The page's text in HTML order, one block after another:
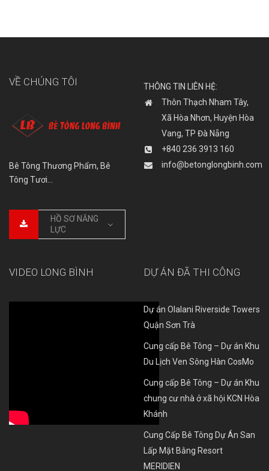
VỀ CHÚNG TÔI
Bê Tông Thương Phẩm, Bê
Tông Tươi…
HỒ SƠ NĂNG
LỰC
THÔNG TIN LIÊN HỆ:
Thôn Thạch Nham Tây,
Xã Hòa Nhơn, Huyện Hòa
Vang, TP Đà Nẵng
+840 236 3913 160
info@betonglongbinh.com
VIDEO LONG BÌNH DỰ ÁN ĐÃ THI CÔNG
Dự án Olalani Riverside Towers
Quận Sơn Trà
Cung cấp Bê Tông – Dự án Khu
Du Lịch Ven Sông Hàn CosMo
Cung cấp Bê Tông – Dự án Khu
chung cư nhà ở xã hội KCN Hòa
Khánh
Cung Cấp Bê Tông Dự Án San
Lấp Mặt Bằng Resort
MERIDIEN